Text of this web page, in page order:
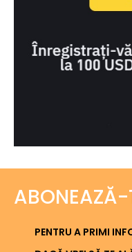
ABONEAZĂ-
PENTRU A PRIMI